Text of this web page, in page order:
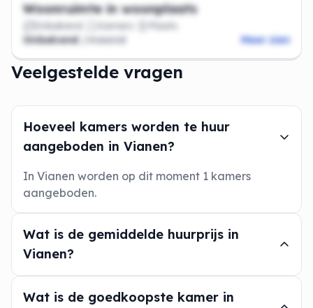
Woonruimte in woonplaats
Onbekend Kamers
Plaats
Onbekend
/maand Meer zien
Veelgestelde vragen
Hoeveel kamers worden te huur
aangeboden in Vianen?
In Vianen worden op dit moment 1 kamers
aangeboden.
Wat is de gemiddelde huurprijs in
Vianen?
Wat is de goedkoopste kamer in